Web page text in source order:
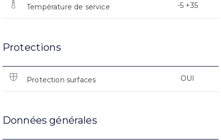
Température de service -5 +35
Protections
Protection surfaces OUI
Données générales